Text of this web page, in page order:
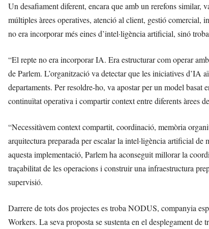
Un desafiament diferent, encara que amb un rerefons similar,
múltiples àrees operatives, atenció al client, gestió comercial,
no era incorporar més eines d’intel·ligència artificial, sinó
“El repte no era incorporar IA. Era estructurar com operar
de Parlem. L’organització va detectar que les iniciatives d’IA
departaments. Per resoldre-ho, va apostar per un model
continuïtat operativa i compartir context entre diferents àrees
“Necessitàvem context compartit, coordinació, memòria
arquitectura preparada per escalar la intel·ligència artificial
aquesta implementació, Parlem ha aconseguit millorar la
traçabilitat de les operacions i construir una infraestructura
supervisió.
Darrere de tots dos projectes es troba NODUS, companyia
Workers. La seva proposta se sustenta en el desplegament